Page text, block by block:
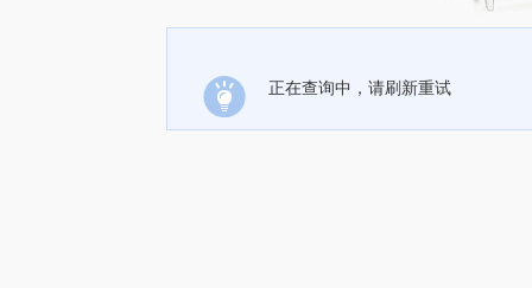
正在查询中，请刷新重试